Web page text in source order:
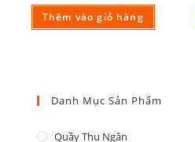
Thêm vào giỏ hàng
Danh Mục Sản Phẩm
Quầy Thu Ngân